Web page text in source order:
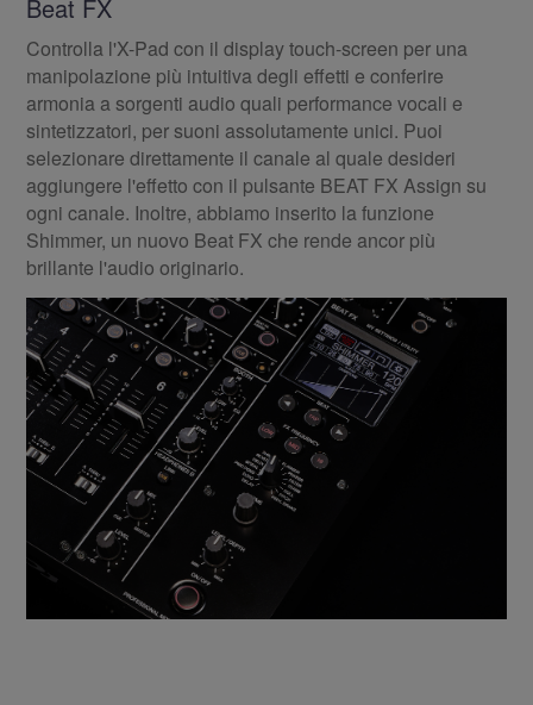
Beat FX
Controlla l'X-Pad con il display touch-screen per una
manipolazione più intuitiva degli effetti e conferire
armonia a sorgenti audio quali performance vocali e
sintetizzatori, per suoni assolutamente unici. Puoi
selezionare direttamente il canale al quale desideri
aggiungere l'effetto con il pulsante BEAT FX Assign su
ogni canale. Inoltre, abbiamo inserito la funzione
Shimmer, un nuovo Beat FX che rende ancor più
brillante l'audio originario.